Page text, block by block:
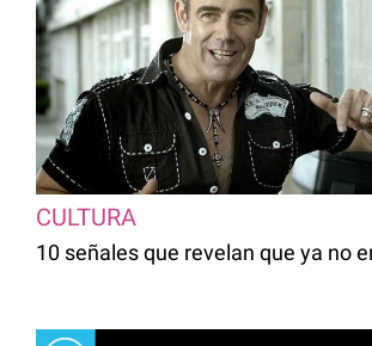
CULTURA
10 señales que revelan que ya no